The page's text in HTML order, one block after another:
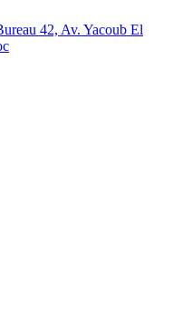
42, Av. Yacoub El